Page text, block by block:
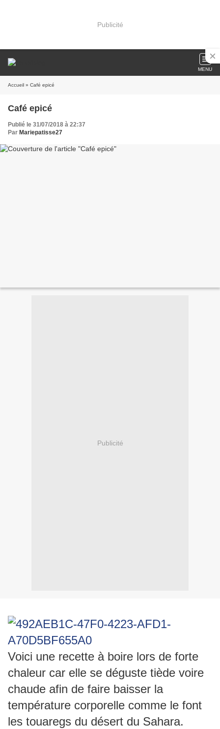
Publicité
MENU
Accueil » Café epicé
Café epicé
Publié le 31/07/2018 à 22:37
Par Mariepatisse27
Publicité
Voici une recette à boire lors de forte
chaleur car elle se déguste tiède voire
chaude afin de faire baisser la
température corporelle comme le font
les touaregs du désert du Sahara.